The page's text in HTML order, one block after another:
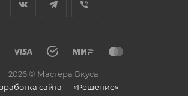
2026 © Мастера Вкуса
сайта — «Решение»